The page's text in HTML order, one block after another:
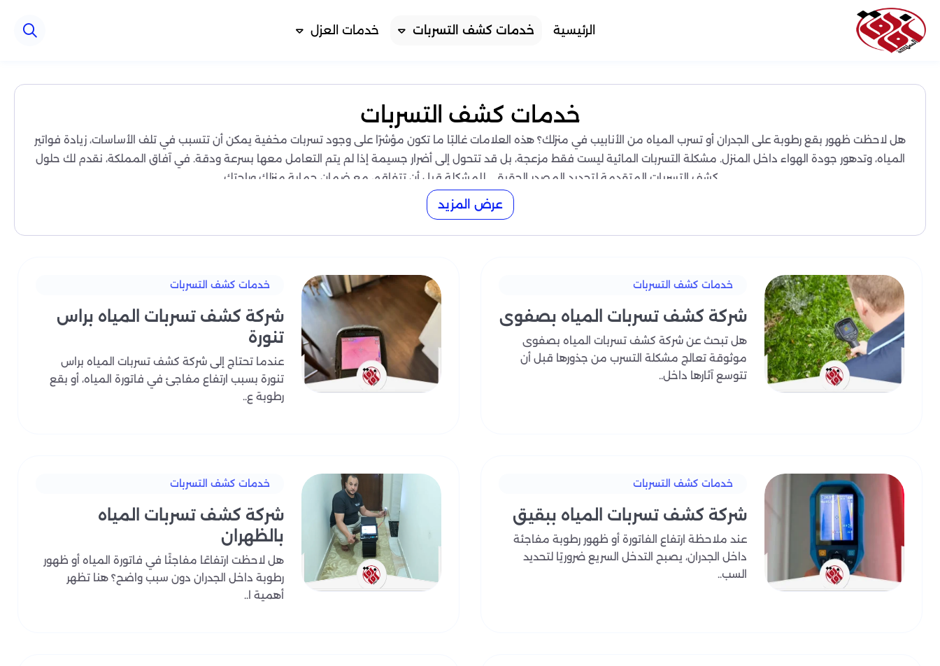
الرئيسية خدمات كشف التسربات خدمات العزل
خدمات كشف التسربات
هل لاحظت ظهور بقع رطوبة على الجدران أو تسرب المياه من الأنابيب في منزلك؟ هذه العلامات غالبًا ما تكون مؤشرًا على وجود تسربات مخفية يمكن أن تتسبب في تلف الأساسات، زيادة فواتير
المياه، وتدهور جودة الهواء داخل المنزل. مشكلة التسربات المائية ليست فقط مزعجة، بل قد تتحول إلى أضرار جسيمة إذا لم يتم التعامل معها بسرعة ودقة. في آفاق المملكة، نقدم لك حلول
كشف التسربات المتقدمة لتحديد المصدر الحقيقي للمشكلة قبل أن تتفاقم، مع ضمان حماية منزلك وراحتك.
مزايا خدمات كشف التسربات في شركة آفاق المملكة
في آفاق المملكة، نفهم تمامًا مدى تأثير هذه المشكلة، لذلك نقدم خدمات كشف تسربات متطورة ودقيقة، تضمن تحديد مصدر التسرب بأعلى درجات الاحترافية دون الحاجة لتكسير الجدران أو
حيث نستخدم في عملنا أحدث الأجهزة والتقنيات مثل الكاميرات الحرارية، أجهزة استشعار الرطوبة، وأجهزة الكشف الصوتية المتقدمة، والتي تمكننا من فحص المبنى بالكامل بدقة عالية. هذه
التقنيات لا تساعد فقط على اكتشاف التسربات الخفية، بل توفر الوقت والجهد وتقلل من تكلفة الإصلاحات المستقبلية.
بعد الكشف، يحصل العميل على تقرير معتمد وشامل يوضح مكان التسرب، درجة خطورته، والأسباب المحتملة، مع توصيات واضحة لأفضل الحلول لمعالجة المشكلة بشكل نهائي. هذا التقرير
يمنح العملاء ضمانًا وموثوقية عالية، ويعد مرجعًا لأي أعمال صيانة مستقبلية.
خدماتنا لا تقتصر على الكشف فقط، بل نقدم أيضًا استشارات وقائية لتجنب تكرار التسربات مستقبلاً، مما يوفر حماية طويلة الأمد للمبنى وسلامة ساكنيه. باختصار، مع آفاق المملكة، يحصل
العميل على راحة بال كاملة وحماية فعالة بفضل خبرتنا، تقنياتنا الحديثة، وخدماتنا الدقيقة التي تمثل استثمارًا ذكيًا في سلامة المبنى على المدى الطويل.
عرض المزيد
خدمات كشف التسربات
شركة كشف تسربات المياه بصفوى
هل تبحث عن شركة كشف تسربات المياه بصفوى
موثوقة تعالج مشكلة التسرب من جذورها قبل أن
تتوسع آثارها داخل..
خدمات كشف التسربات
شركة كشف تسربات المياه براس
تنورة
عندما تحتاج إلى شركة كشف تسربات المياه براس
تنورة بسبب ارتفاع مفاجئ في فاتورة المياه، أو بقع
رطوبة ع..
خدمات كشف التسربات
شركة كشف تسربات المياه ببقيق
عند ملاحظة ارتفاع الفاتورة أو ظهور رطوبة مفاجئة
داخل الجدران، يصبح التدخل السريع ضروريًا لتحديد
السب..
خدمات كشف التسربات
شركة كشف تسربات المياه
بالظهران
هل لاحظت ارتفاعًا مفاجئًا في فاتورة المياه أو ظهور
رطوبة داخل الجدران دون سبب واضح؟ هنا تظهر
أهمية ا..